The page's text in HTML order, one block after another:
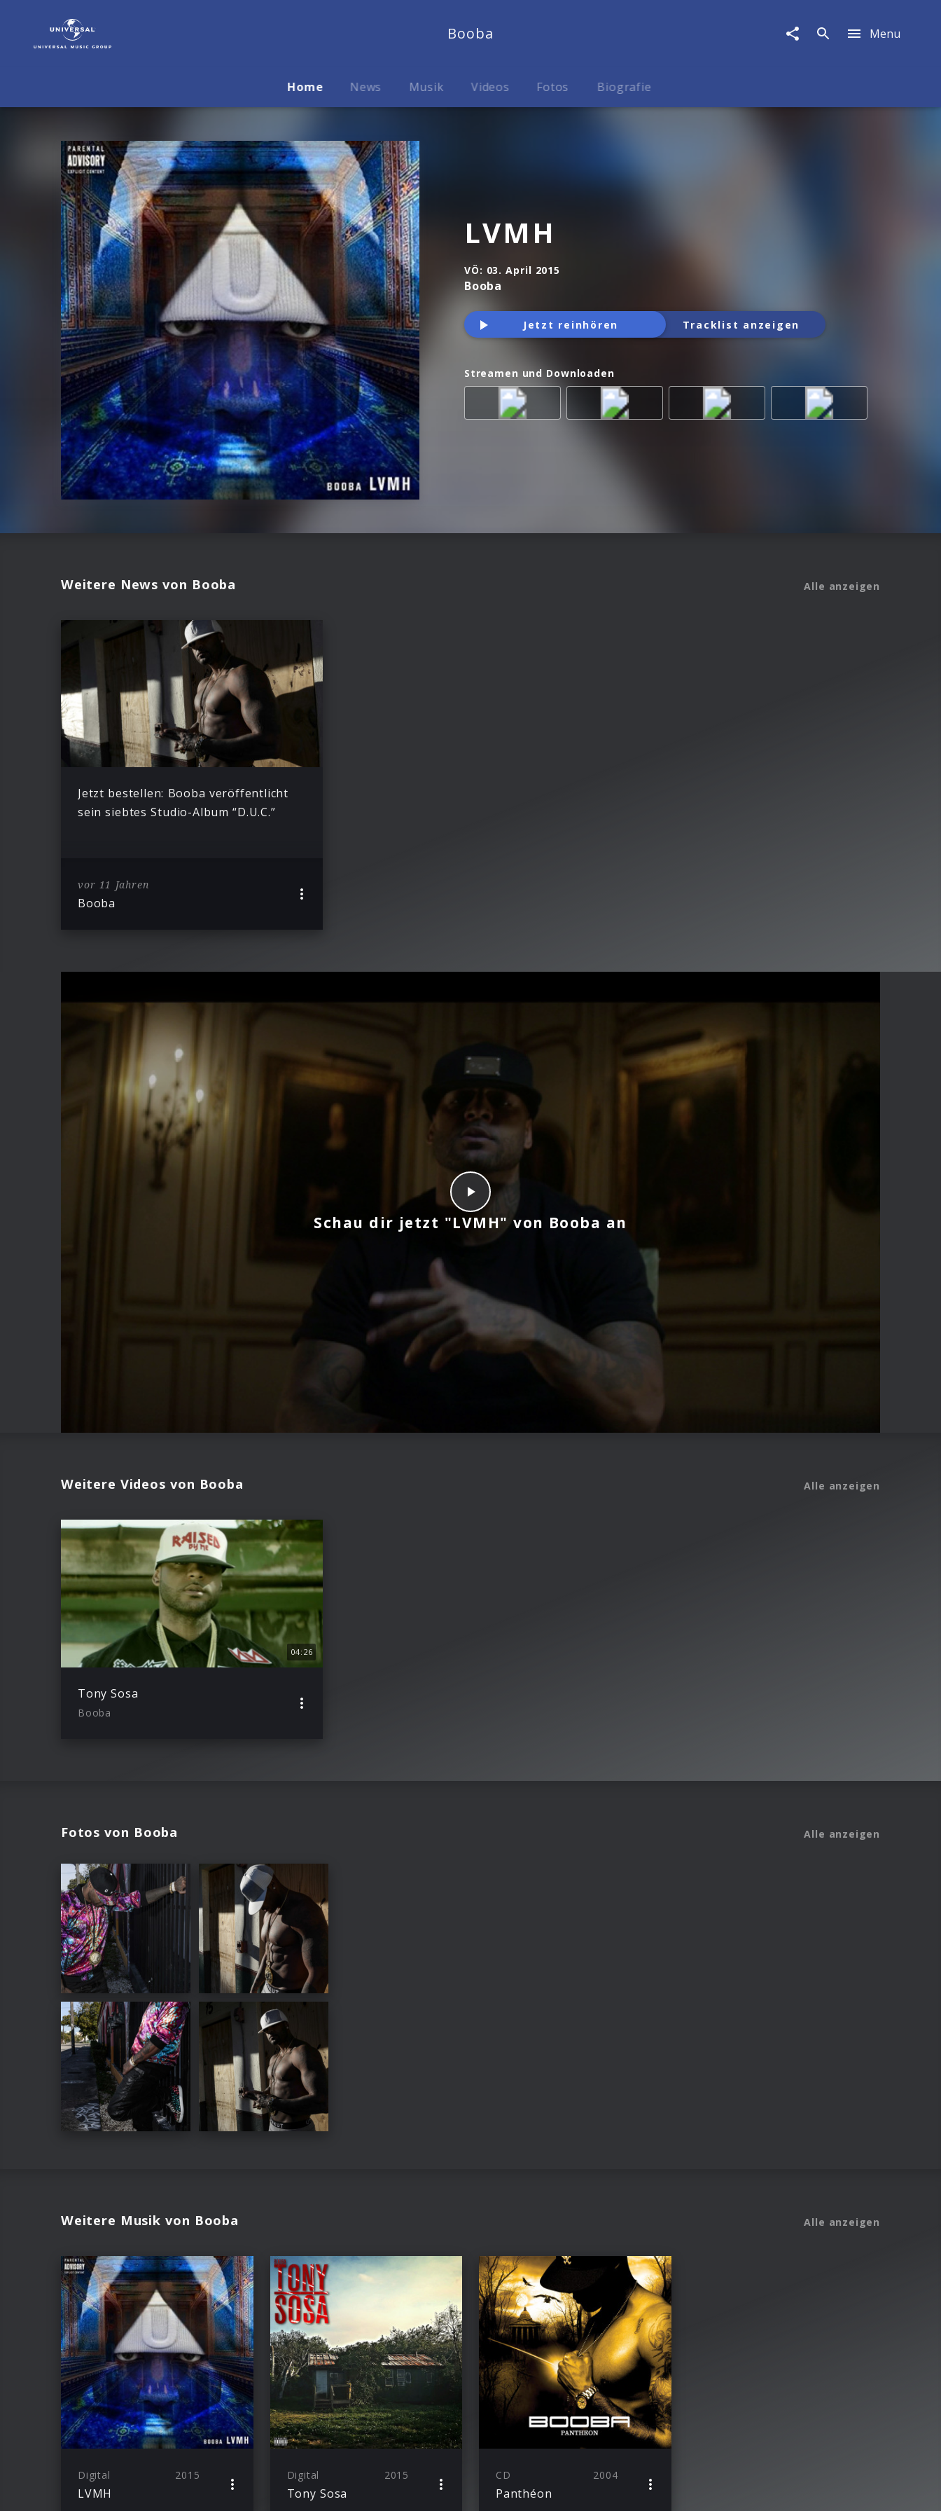
Musik
Booba Menu
Home News Musik Videos Fotos Biografie
LVMH
VÖ: 03. April 2015
Booba
Jetzt reinhören Tracklist anzeigen
Streamen und Downloaden
Weitere News von Booba Alle anzeigen
Jetzt bestellen: Booba veröffentlicht
sein siebtes Studio-Album “D.U.C.”
vor 11 Jahren
Booba
Schau dir jetzt "LVMH" von Booba an
Weitere Videos von Booba Alle anzeigen
04:26
Tony Sosa
Booba
Fotos von Booba Alle anzeigen
Weitere Musik von Booba Alle anzeigen
Digital 2015
LVMH
Digital 2015
Tony Sosa
CD 2004
Panthéon